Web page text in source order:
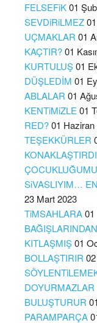
FELSEFiK01
SEVDiRiLMEZ
UÇMAKLAR 01
KAÇTIR?01
KURTULUŞ01
DÜŞLEDİM 01
ABLALAR 01
KENTiMiZLE 01
RED?01 Haziran
TEŞEKKÜRLER
SiVASLIYIM…
23 Mart 2023
TiMSAHLARA01
BAĞIŞLARINDAN
KITLAŞMIŞ01
BOLLAŞTIRIR
DOYURMAZLAR
BULUŞTURUR
PARAMPARÇA